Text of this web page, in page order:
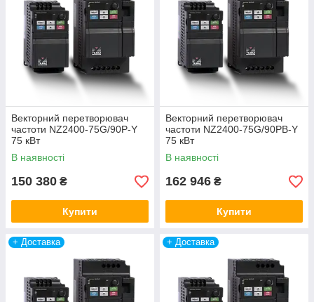
Векторний перетворювач
частоти NZ2400-75G/90P-Y
75 кВт
В наявності
150 380 ₴
Купити
Векторний перетворювач
частоти NZ2400-75G/90PB-Y
75 кВт
В наявності
162 946 ₴
Купити
+ Доставка + Доставка